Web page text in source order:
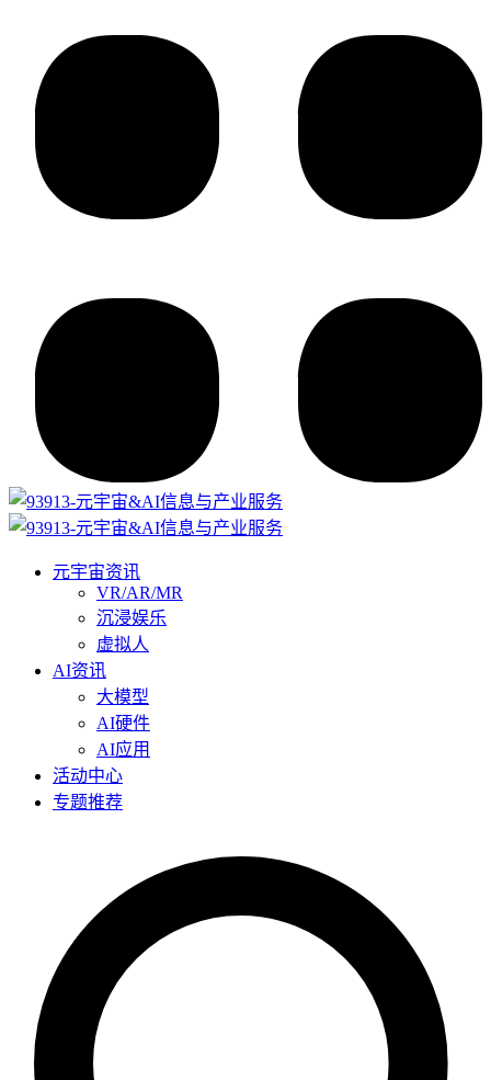
元宇宙资讯
VR/AR/MR
沉浸娱乐
虚拟人
AI资讯
大模型
AI硬件
AI应用
活动中心
专题推荐